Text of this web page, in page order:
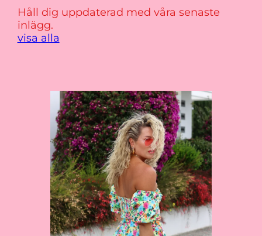
Håll dig uppdaterad med våra senaste
inlägg.
visa alla